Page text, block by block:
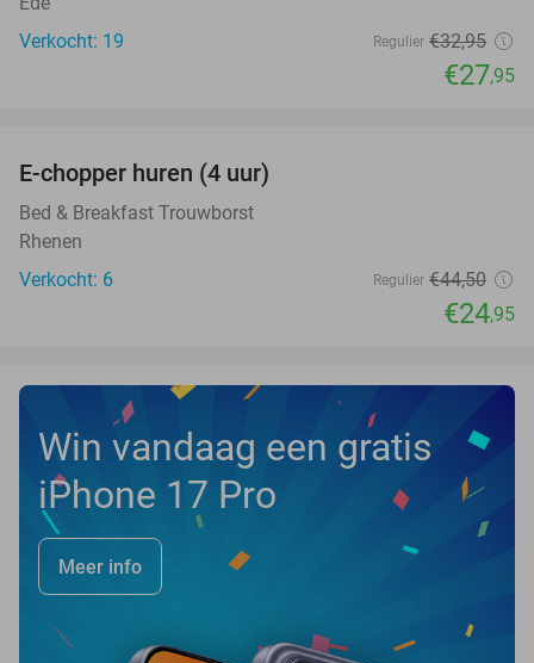
Verkocht: 19
Regulier €32,95
€27,95
NEW
TODAY
E-chopper huren (4 uur)
Bed & Breakfast Trouwborst
Rhenen
Verkocht: 6
Regulier €44,50
€24,95
Win vandaag een gratis
iPhone 17 Pro
Meer info